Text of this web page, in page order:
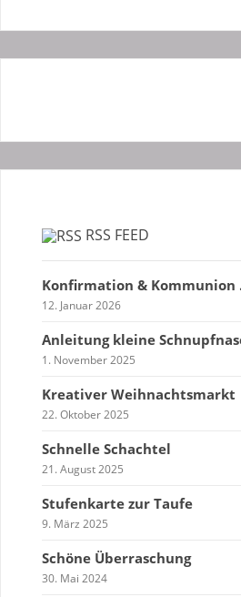
RSS FEED
Konfirmation & Kommunion
12. Januar 2026
Anleitung kleine
1. November 2025
Kreativer Weihnachtsmarkt
22. Oktober 2025
Schnelle Schachtel
21. August 2025
Stufenkarte zur Taufe
9. März 2025
Schöne Überraschung
30. Mai 2024